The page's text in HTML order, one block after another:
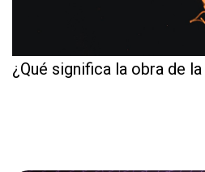
¿Qué significa la obra de